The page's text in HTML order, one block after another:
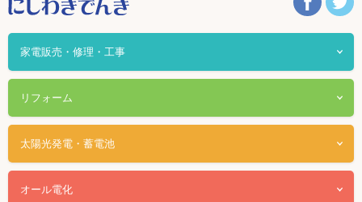
家電販売・修理・工事
リフォーム
太陽光発電・蓄電池
オール電化